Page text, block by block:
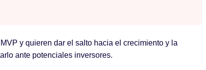
y quieren dar el salto hacia el crecimiento y la
ante potenciales inversores.